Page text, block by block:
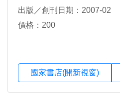
出版／創刊日期：2007-02
價格：200
國家書店(開新視窗)